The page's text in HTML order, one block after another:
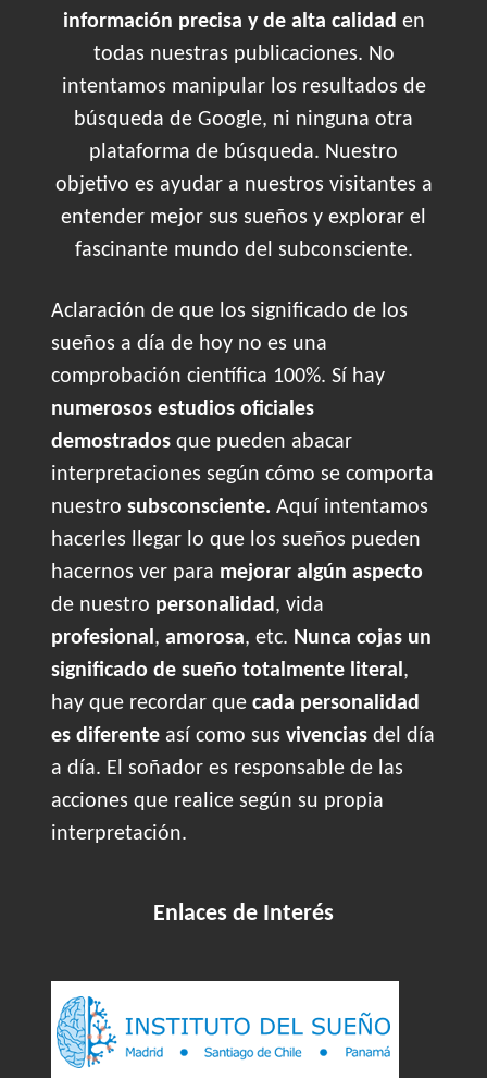
información precisa y de alta calidad en
todas nuestras publicaciones. No
intentamos manipular los resultados de
búsqueda de Google, ni ninguna otra
plataforma de búsqueda. Nuestro
objetivo es ayudar a nuestros visitantes a
entender mejor sus sueños y explorar el
fascinante mundo del subconsciente.
Aclaración de que los significado de los
sueños a día de hoy no es una
comprobación científica 100%. Sí hay
numerosos estudios oficiales
demostrados que pueden abacar
interpretaciones según cómo se comporta
nuestro subsconsciente. Aquí intentamos
hacerles llegar lo que los sueños pueden
hacernos ver para mejorar algún aspecto
de nuestro personalidad, vida
profesional, amorosa, etc. Nunca cojas un
significado de sueño totalmente literal,
hay que recordar que cada personalidad
es diferente así como sus vivencias del día
a día. El soñador es responsable de las
acciones que realice según su propia
interpretación.
Enlaces de Interés